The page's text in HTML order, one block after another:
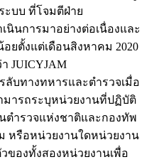
ะบบ ที่โจมตีฝ่าย
นินการมาอย่างต่อเนื่องและ
ยตั้งแต่เดือนสิงหาคม 2020
JUICYJAM
ลับทางทหารและตำรวจเมื่อ
มารถระบุหน่วยงานที่ปฏิบัติ
ตำรวจแห่งชาติและกองทัพ
หรือหน่วยงานใดหน่วยงาน
ของทั้งสองหน่วยงานเพื่อ